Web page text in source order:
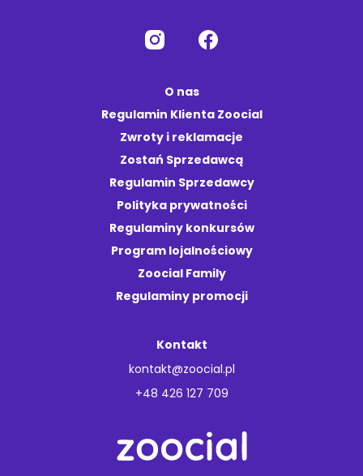
O nas
Regulamin Klienta Zoocial
Zwroty i reklamacje
Zostań Sprzedawcą
Regulamin Sprzedawcy
Polityka prywatności
Regulaminy konkursów
Program lojalnościowy
Zoocial Family
Regulaminy promocji
Kontakt
kontakt@zoocial.pl
+48 426 127 709